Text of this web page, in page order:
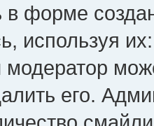
в форме
используя
его.